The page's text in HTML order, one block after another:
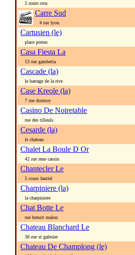
5 route cros
Carre Sud
4 rue lyon
Cartusien (le)
place portes
Casa Fiesta La
13 rue gambetta
Cascade (la)
le barrage de la rive
Case Kreole (la)
7 rue dormoy
Casino De Noiretable
rue des tilleuls
Cesarde (la)
le chateau
Chalet La Boule D Or
42 rue rene cassin
Chantecler Le
5 cours fauriel
Charpiniere (la)
la charpiniere
Chat Botte Le
rue benoit malon
Chateau Blanchard Le
36 rue st galmier
Chateau De Champlong (le)